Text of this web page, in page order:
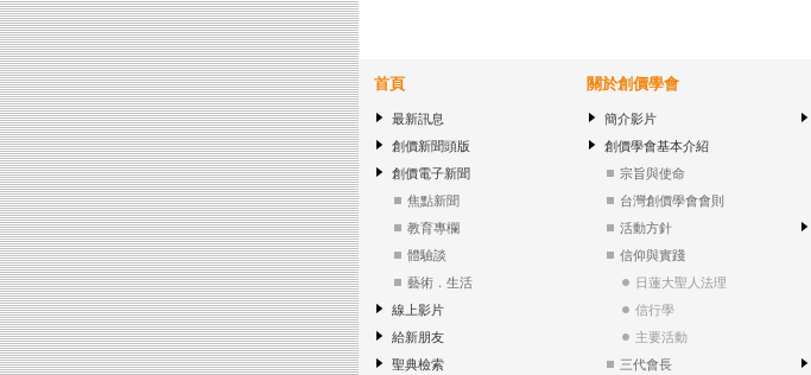
首頁
最新訊息
創價新聞頭版
創價電子新聞
焦點新聞
教育專欄
體驗談
藝術．生活
線上影片
給新朋友
聖典檢索
關於創價學會
簡介影片
創價學會基本介紹
宗旨與使命
台灣創價學會會則
活動方針
信仰與實踐
日蓮大聖人法理
信行學
主要活動
三代會長